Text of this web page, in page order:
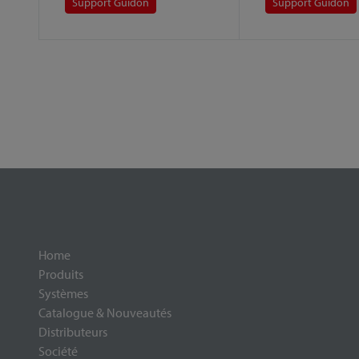
Home
Produits
Systèmes
Catalogue & Nouveautés
Distributeurs
Société